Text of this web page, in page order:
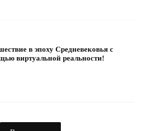
в эпоху Средневековья с
виртуальной реальности!